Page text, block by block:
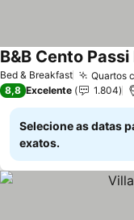
Bed & Breakfast Quartos
B&B Cento
8,8 Excelente 1.804
Selecione as datas
exatos.